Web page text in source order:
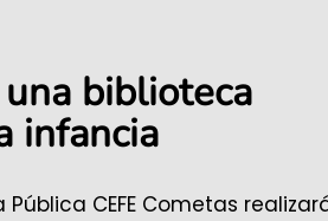
biblioteca
infancia
CEFE Cometas